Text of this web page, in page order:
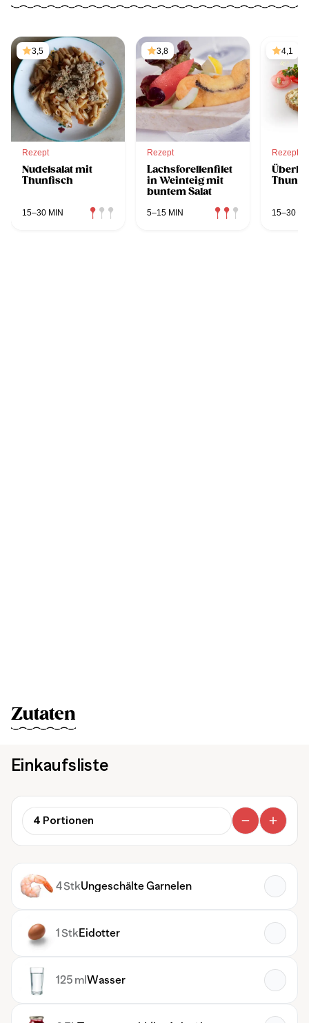
3,5
Rezept
Nudelsalat mit
Thunfisch
15–30 MIN
3,8
Rezept
Lachsforellenfilet
in Weinteig mit
buntem Salat
5–15 MIN
4,1
Rezept
15–30
Zutaten